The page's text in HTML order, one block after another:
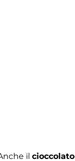
il cioccolato